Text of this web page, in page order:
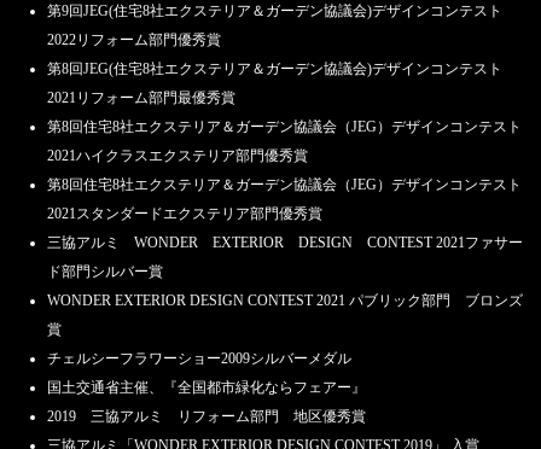
第9回JEG(住宅8社エクステリア＆ガーデン協議会)デザインコンテスト
2022リフォーム部門優秀賞
第8回JEG(住宅8社エクステリア＆ガーデン協議会)デザインコンテスト
2021リフォーム部門最優秀賞
第8回住宅8社エクステリア＆ガーデン協議会（JEG）デザインコンテスト
2021ハイクラスエクステリア部門優秀賞
第8回住宅8社エクステリア＆ガーデン協議会（JEG）デザインコンテスト
2021スタンダードエクステリア部門優秀賞
三協アルミ WONDER EXTERIOR DESIGN CONTEST 2021ファサー
ド部門シルバー賞
WONDER EXTERIOR DESIGN CONTEST 2021 パブリック部門 ブロンズ
賞
チェルシーフラワーショー2009シルバーメダル
国土交通省主催、『全国都市緑化ならフェアー』
2019 三協アルミ リフォーム部門 地区優秀賞
三協アルミ「WONDER EXTERIOR DESIGN CONTEST 2019」 入賞